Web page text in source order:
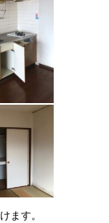
ます。